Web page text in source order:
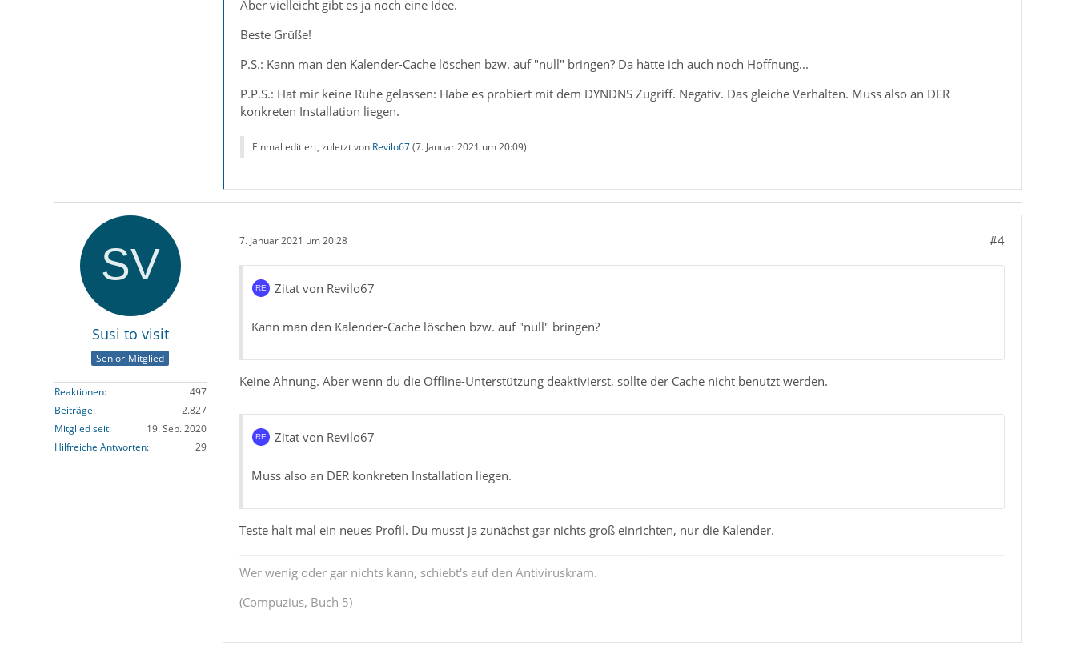
Aber vielleicht gibt es ja noch eine Idee.
Beste Grüße!
P.S.: Kann man den Kalender-Cache löschen bzw. auf "null" bringen? Da hätte ich auch noch Hoffnung...
P.P.S.: Hat mir keine Ruhe gelassen: Habe es probiert mit dem DYNDNS Zugriff. Negativ. Das gleiche Verhalten. Muss also an DER
konkreten Installation liegen.
Einmal editiert, zuletzt von Revilo67(7. Januar 2021 um 20:09)
Susi to visit
Senior-Mitglied
Reaktionen
497
Beiträge
2.827
Mitglied seit
19. Sep. 2020
Hilfreiche Antworten
29
7. Januar 2021 um 20:28 #4
Zitat von Revilo67
Kann man den Kalender-Cache löschen bzw. auf "null" bringen?
Keine Ahnung. Aber wenn du die Offline-Unterstützung deaktivierst, sollte der Cache nicht benutzt werden.
Zitat von Revilo67
Muss also an DER konkreten Installation liegen.
Teste halt mal ein neues Profil. Du musst ja zunächst gar nichts groß einrichten, nur die Kalender.
Wer wenig oder gar nichts kann, schiebt's auf den Antiviruskram.
(Compuzius, Buch 5)